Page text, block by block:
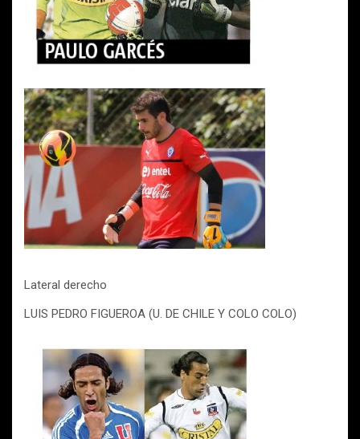
Lateral derecho
LUIS PEDRO FIGUEROA (U. DE CHILE Y COLO COLO)